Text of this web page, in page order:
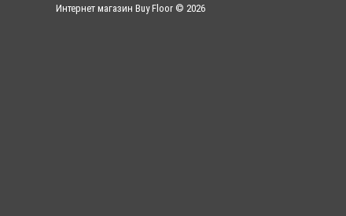
Интернет магазин Buy Floor © 2026